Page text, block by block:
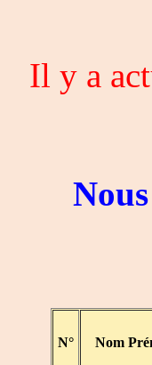
Il y a
N° Nom